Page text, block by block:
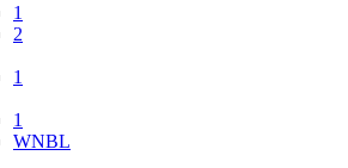
1
2
1
1
WNBL